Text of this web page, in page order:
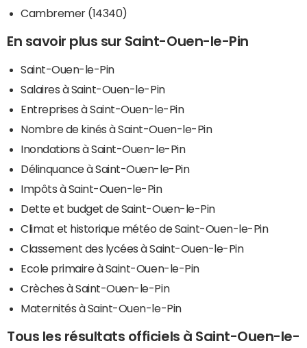
Cambremer (14340)
En savoir plus sur Saint-Ouen-le-Pin
Saint-Ouen-le-Pin
Salaires à Saint-Ouen-le-Pin
Entreprises à Saint-Ouen-le-Pin
Nombre de kinés à Saint-Ouen-le-Pin
Inondations à Saint-Ouen-le-Pin
Délinquance à Saint-Ouen-le-Pin
Impôts à Saint-Ouen-le-Pin
Dette et budget de Saint-Ouen-le-Pin
Climat et historique météo de Saint-Ouen-le-Pin
Classement des lycées à Saint-Ouen-le-Pin
Ecole primaire à Saint-Ouen-le-Pin
Crèches à Saint-Ouen-le-Pin
Maternités à Saint-Ouen-le-Pin
Tous les résultats officiels à Saint-Ouen-le-